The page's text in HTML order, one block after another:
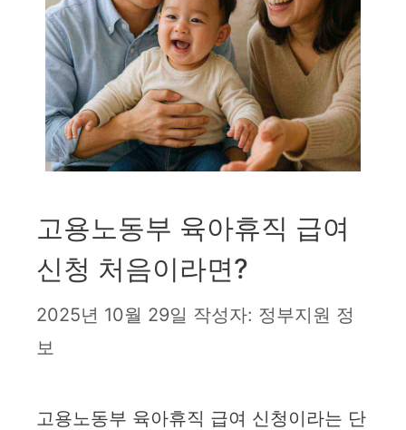
고용노동부 육아휴직 급여
신청 처음이라면?
2025년 10월 29일 작성자: 정부지원 정
보
고용노동부 육아휴직 급여 신청이라는 단